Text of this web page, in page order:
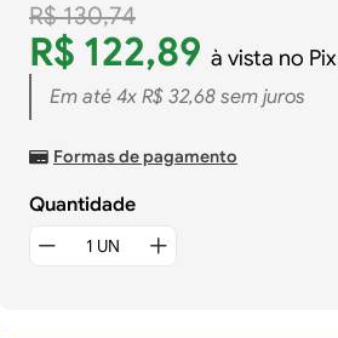
R$ 130,74
R$ 122,89 à vista no Pix
Em até 4x R$ 32,68sem juros
Formas de pagamento
Quantidade